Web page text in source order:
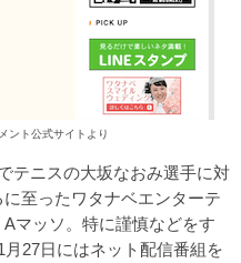
ント公式サイトより
テニスの大坂なおみ選手に対
至ったワタナベエンターテ
マッソ。特に謹慎などをす
27日にはネット配信番組を